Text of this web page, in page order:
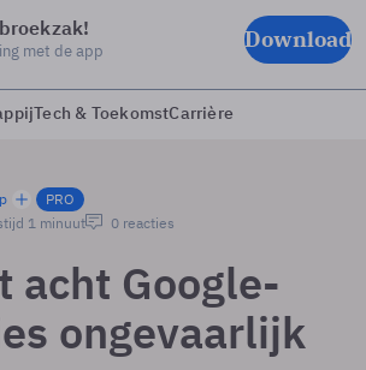
met de app Download
Tech & ToekomstCarrière
PRO
1 minuut 0 reacties
acht Google-
ongevaarlijk